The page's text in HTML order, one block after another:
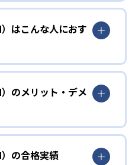
学力別学習
われずに、一人ひとりの学
ている。
少しずつ難易度を上げてい
工夫されている。このスタ
はこんな人におす
したい幼児向け
かれた教材で、わかる楽し
高めていける。
合わせて内容も調整するた
にくい学力を身につけられ
のメリット・デメ
トがある？
勉強するため、集中力や目
の合格実績